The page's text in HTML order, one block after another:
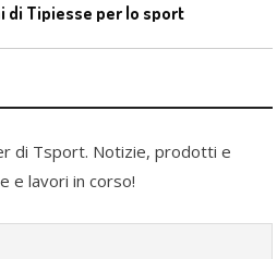
di Tipiesse per lo sport
di Tsport. Notizie, prodotti e
e lavori in corso!